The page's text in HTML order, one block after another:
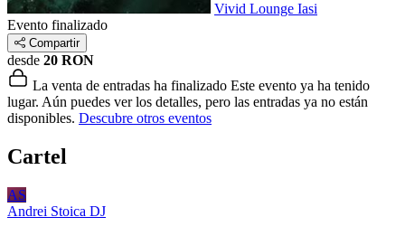
Vivid Lounge Iasi
Evento finalizado
Compartir
desde 20 RON
La venta de entradas ha finalizado Este evento ya ha tenido
lugar. Aún puedes ver los detalles, pero las entradas ya no están
disponibles. Descubre otros eventos
Cartel
AS
Andrei Stoica DJ